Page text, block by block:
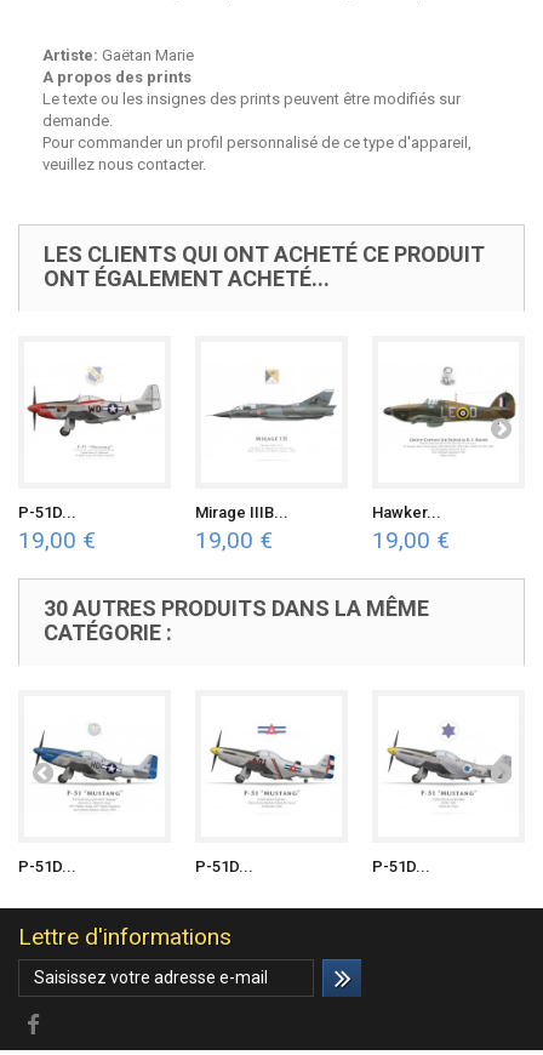
Artiste: Gaëtan Marie
A propos des prints
Le texte ou les insignes des prints peuvent être modifiés sur
demande.
Pour commander un profil personnalisé de ce type d'appareil,
veuillez nous contacter.
LES CLIENTS QUI ONT ACHETÉ CE PRODUIT
ONT ÉGALEMENT ACHETÉ...
P-51D...
19,00 €
Mirage IIIB...
19,00 €
Hawker...
19,00 €
30 AUTRES PRODUITS DANS LA MÊME
CATÉGORIE :
P-51D... P-51D... P-51D...
Lettre d'informations